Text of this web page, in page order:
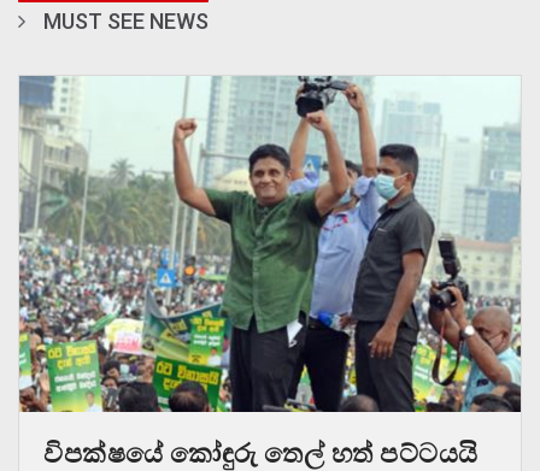
MUST SEE NEWS
විපක්ෂයේ කෝඳුරු තෙල් හත් පට්ටයයි